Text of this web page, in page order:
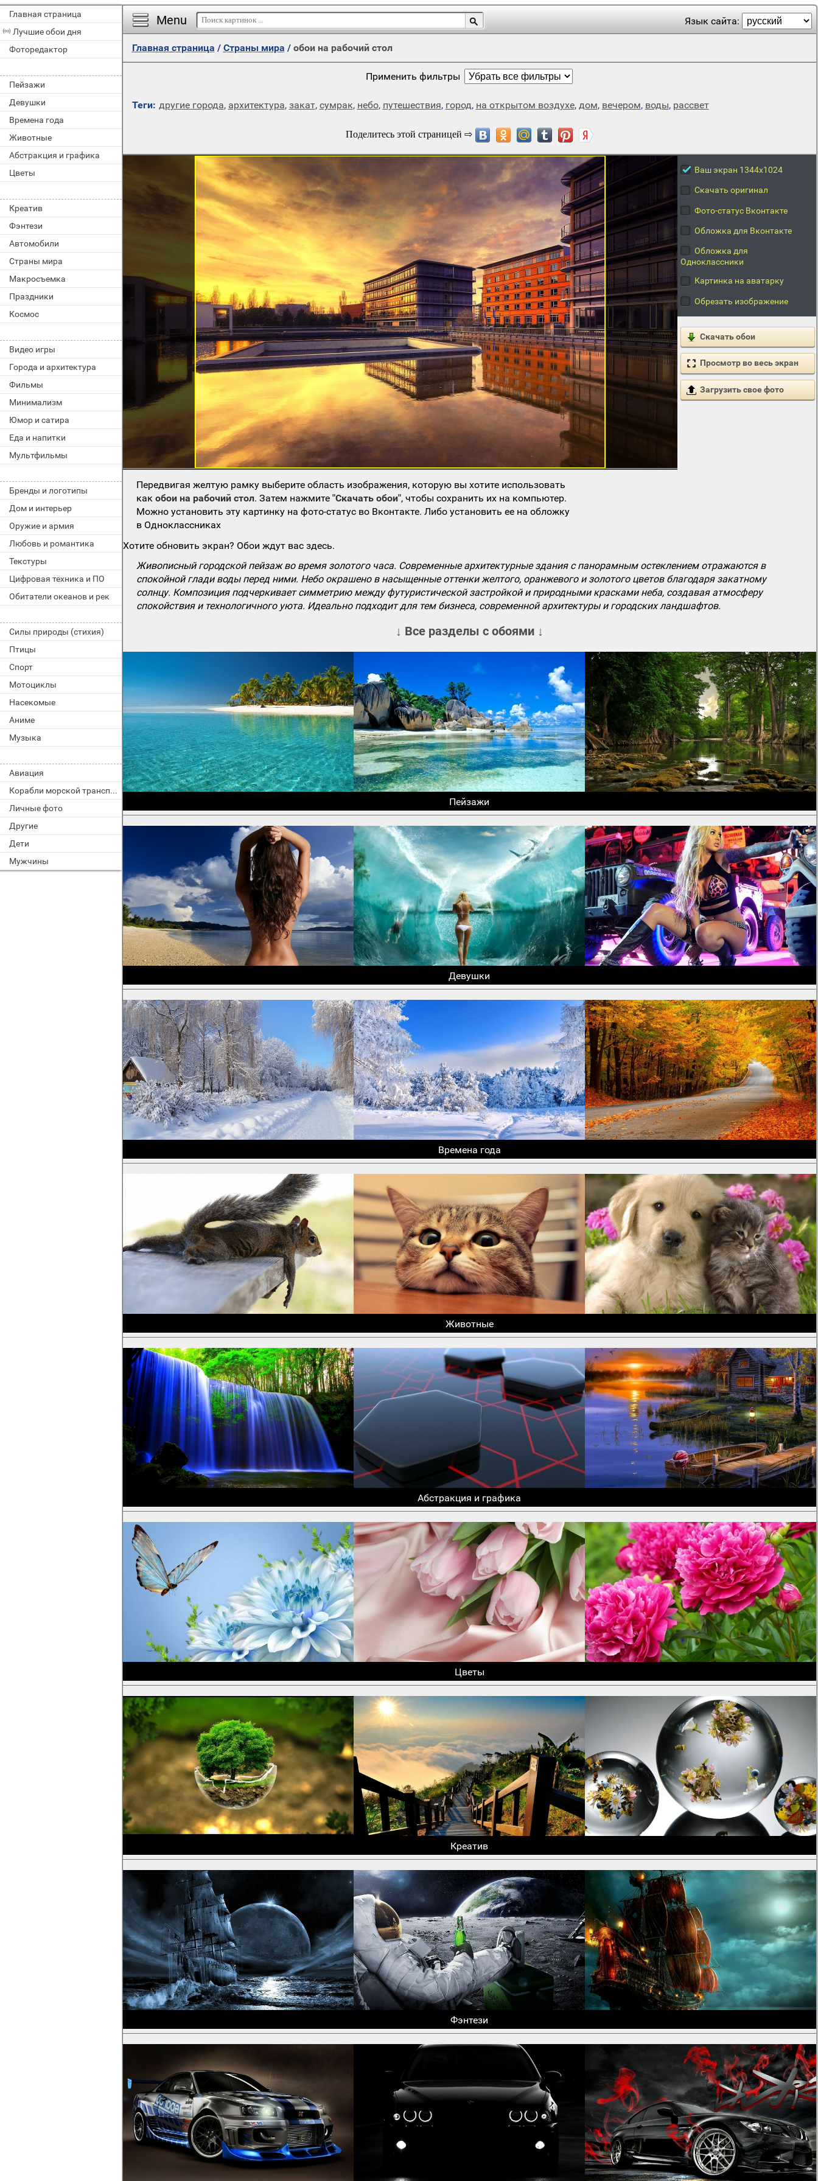
Главная страница
Лучшие обои дня
Фоторедактор
Пейзажи
Девушки
Времена года
Животные
Абстракция и графика
Цветы
Креатив
Фэнтези
Автомобили
Страны мира
Макросъемка
Праздники
Космос
Видео игры
Города и архитектура
Фильмы
Минимализм
Юмор и сатира
Еда и напитки
Мультфильмы
Бренды и логотипы
Дом и интерьер
Оружие и армия
Любовь и романтика
Текстуры
Цифровая техника и ПО
Обитатели океанов и рек
Силы природы (стихия)
Птицы
Спорт
Мотоциклы
Насекомые
Аниме
Музыка
Авиация
Корабли морской транспорт
Личные фото
Другие
Дети
Мужчины
Menu Язык сайта:
Главная страница / Страны мира / обои на рабочий стол
Применить фильтры
Теги: другие города, архитектура, закат, сумрак, небо, путешествия, город, на открытом воздухе, дом, вечером, воды, рассвет
Ваш экран 1344x1024
Скачать оригинал
Фото-статус Вконтакте
Обложка для Вконтакте
Обложка для
Одноклассники
Картинка на аватарку
Обрезать изображение
Скачать обои
Просмотр во весь экран
Загрузить свое фото
Передвигая желтую рамку выберите область изображения, которую вы хотите использовать
какобои на рабочий стол. Затем нажмите"Скачать обои", чтобы сохранить их на компьютер.
Можно установить эту картинку на фото-статус во Вконтакте. Либо установить ее на обложку
в Одноклассниках
Хотите обновить экран? Обои ждут вас здесь.
Живописный городской пейзаж во время золотого часа. Современные архитектурные здания с панорамным остеклением отражаются в
спокойной глади воды перед ними. Небо окрашено в насыщенные оттенки желтого, оранжевого и золотого цветов благодаря закатному
солнцу. Композиция подчеркивает симметрию между футуристической застройкой и природными красками неба, создавая атмосферу
спокойствия и технологичного уюта. Идеально подходит для тем бизнеса, современной архитектуры и городских ландшафтов.
↓ Все разделы с обоями ↓
Пейзажи
Девушки
Времена года
Животные
Абстракция и графика
Цветы
Креатив
Фэнтези